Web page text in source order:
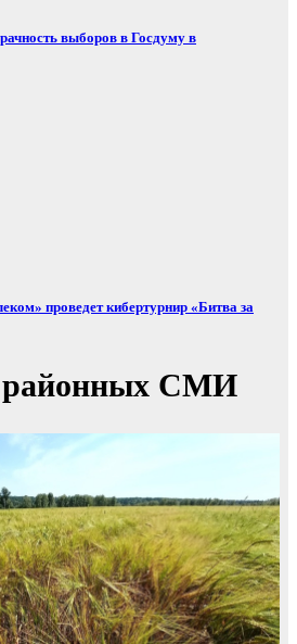
выборов в Госдуму в
проведет кибертурнир «Битва за